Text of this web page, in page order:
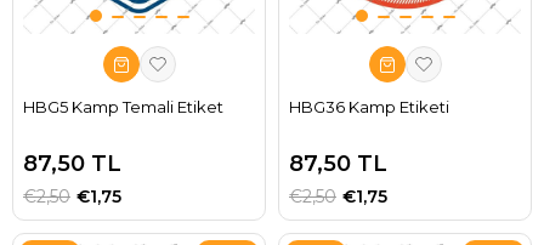
HBG5 Kamp Temali Etiket
87,50 TL
€1,75
€2,50
HBG36 Kamp Etiketi
87,50 TL
€1,75
€2,50